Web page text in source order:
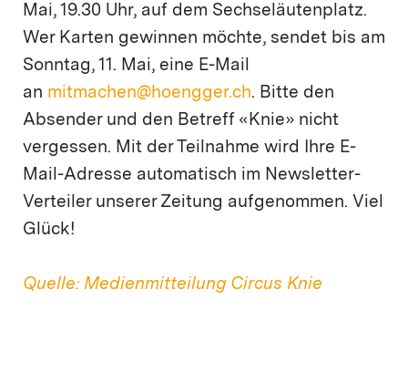
Mai, 19.30 Uhr, auf dem Sechseläutenplatz.
Wer Karten gewinnen möchte, sendet bis am
Sonntag, 11. Mai, eine E-Mail
an mitmachen@hoengger.ch. Bitte den
Absender und den Betreff «Knie» nicht
vergessen. Mit der Teilnahme wird Ihre E-
Mail-Adresse automatisch im Newsletter-
Verteiler unserer Zeitung aufgenommen. Viel
Glück!
Quelle: Medienmitteilung Circus Knie